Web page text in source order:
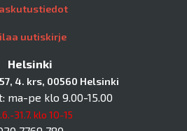
uutiskirje
Helsinki
4. krs, 00560 Helsinki
ma-pe klo 9.00-15.00
31.7. klo 10-15